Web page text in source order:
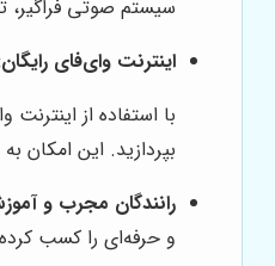
سیستم صوتی فراگیر،
اینترنت وای‌فای
با استفاده از
بپردازید. این امکان
رانندگان مجرب و
و حرفه‌ای را کسب